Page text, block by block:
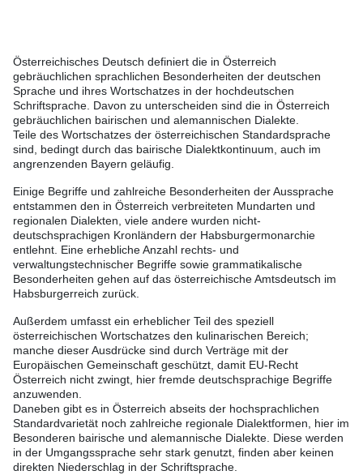
Österreichisches Deutsch definiert die in Österreich
gebräuchlichen sprachlichen Besonderheiten der deutschen
Sprache und ihres Wortschatzes in der hochdeutschen
Schriftsprache. Davon zu unterscheiden sind die in Österreich
gebräuchlichen bairischen und alemannischen Dialekte.
Teile des Wortschatzes der österreichischen Standardsprache
sind, bedingt durch das bairische Dialektkontinuum, auch im
angrenzenden Bayern geläufig.
Einige Begriffe und zahlreiche Besonderheiten der Aussprache
entstammen den in Österreich verbreiteten Mundarten und
regionalen Dialekten, viele andere wurden nicht-
deutschsprachigen Kronländern der Habsburgermonarchie
entlehnt. Eine erhebliche Anzahl rechts- und
verwaltungstechnischer Begriffe sowie grammatikalische
Besonderheiten gehen auf das österreichische Amtsdeutsch im
Habsburgerreich zurück.
Außerdem umfasst ein erheblicher Teil des speziell
österreichischen Wortschatzes den kulinarischen Bereich;
manche dieser Ausdrücke sind durch Verträge mit der
Europäischen Gemeinschaft geschützt, damit EU-Recht
Österreich nicht zwingt, hier fremde deutschsprachige Begriffe
anzuwenden.
Daneben gibt es in Österreich abseits der hochsprachlichen
Standardvarietät noch zahlreiche regionale Dialektformen, hier im
Besonderen bairische und alemannische Dialekte. Diese werden
in der Umgangssprache sehr stark genutzt, finden aber keinen
direkten Niederschlag in der Schriftsprache.